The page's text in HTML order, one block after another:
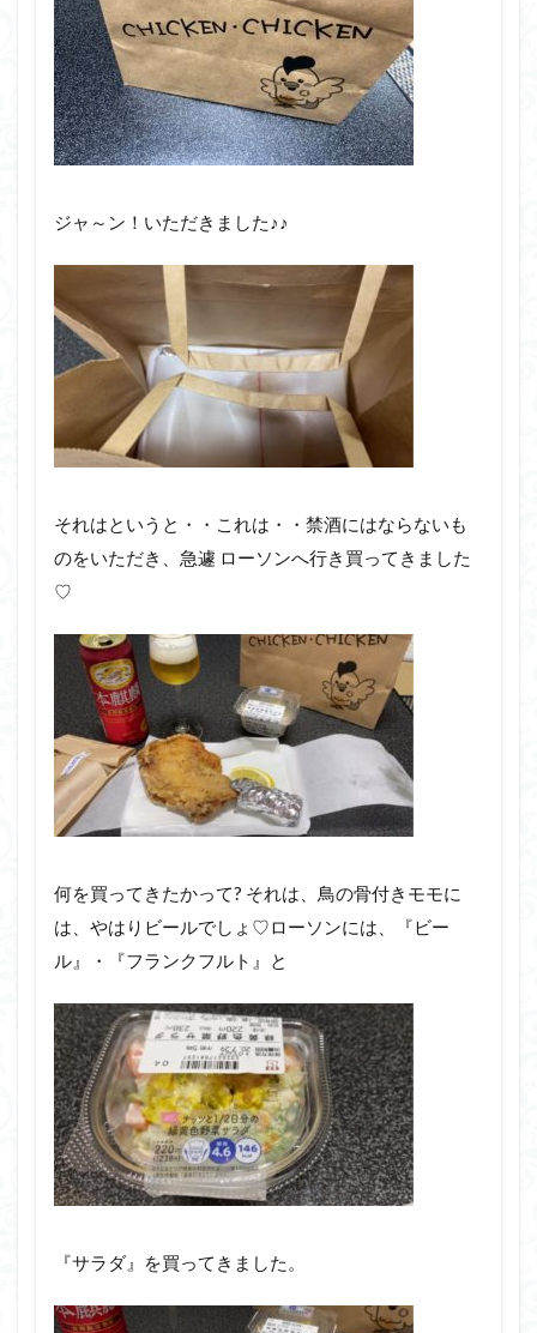
ジャ～ン！いただきました♪♪
それはというと・・これは・・禁酒にはならないも
のをいただき、急遽 ローソンへ行き買ってきました
♡
何を買ってきたかって? それは、鳥の骨付きモモに
は、やはりビールでしょ♡ローソンには、『ビー
ル』・『フランクフルト』と
『サラダ』を買ってきました。